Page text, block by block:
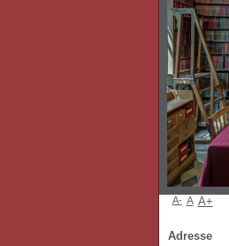
A- A A+
Adresse